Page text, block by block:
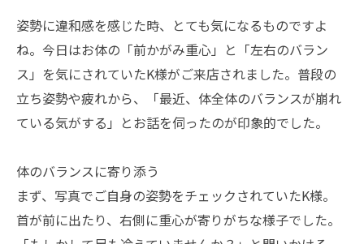
姿勢に違和感を感じた時、とても気になるものですよ
ね。今日はお体の「前かがみ重心」と「左右のバラン
ス」を気にされていたK様がご来店されました。普段の
立ち姿勢や疲れから、「最近、体全体のバランスが崩れ
ている気がする」とお話を伺ったのが印象的でした。
体のバランスに寄り添う
まず、写真でご自身の姿勢をチェックされていたK様。
首が前に出たり、右側に重心が寄りがちな様子でした。